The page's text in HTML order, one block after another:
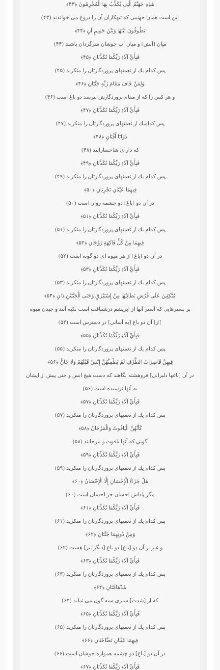
هَذِهِ جَهَنَّمُ الَّتِي يُكَذِّبُ بِهَا الْمُجْرِمُونَ﴿۴۳﴾
اين است همان جهنمى كه تبهكاران آن را دروغ مى‏ خواندند (۴۳)
يَطُوفُونَ بَيْنَهَا وَبَيْنَ حَمِيمٍ آنٍ ﴿۴۴﴾
ميان [آتش] و ميان آب جوشان سرگردان باشند (۴۴)
فَبِأَيِّ آلَاءِ رَبِّكُمَا تُكَذِّبَانِ ﴿۴۵﴾
پس كدام يك از نعمتهاى پروردگارتان را منكريد (۴۵)
وَلِمَنْ خَافَ مَقَامَ رَبِّهِ جَنَّتَانِ ﴿۴۶﴾
و هر كس را كه از مقام پروردگارش بترسد دو باغ است (۴۶)
فَبِأَيِّ آلَاءِ رَبِّكُمَا تُكَذِّبَانِ ﴿۴۷﴾
پس كداميك از نعمتهاى پروردگارتان را منكريد (۴۷)
ذَوَاتَا أَفْنَانٍ﴿۴۸﴾
كه داراى شاخسارانند (۴۸)
فَبِأَيِّ آلَاءِ رَبِّكُمَا تُكَذِّبَانِ ﴿۴۹﴾
پس كدام يك از نعمتهاى پروردگارتان را منكريد (۴۹)
فِيهِمَا عَيْنَانِ تَجْرِيَانِ﴿۵۰﴾
در آن دو [باغ] دو چشمه روان است (۵۰)
فَبِأَيِّ آلَاءِ رَبِّكُمَا تُكَذِّبَانِ ﴿۵۱﴾
پس كدام يك از نعمتهاى پروردگارتان را منكريد (۵۱)
فِيهِمَا مِنْ كُلِّ فَاكِهَةٍ زَوْجَانِ ﴿۵۲﴾
در آن دو [باغ] از هر ميوه‏ اى دو گونه است (۵۲)
فَبِأَيِّ آلَاءِ رَبِّكُمَا تُكَذِّبَانِ ﴿۵۳﴾
پس كدام يك از نعمتهاى پروردگارتان را منكريد (۵۳)
مُتَّكِئِينَ عَلَى فُرُشٍ بَطَائِنُهَا مِنْ إِسْتَبْرَقٍ وَجَنَى الْجَنَّتَيْنِ دَانٍ ﴿۵۴﴾
بر بسترهايى كه آستر آنها از ابريشم درشت‏بافت است تكيه آنند و چيدن ميوه
[از] آن دو باغ [به آسانى] در دسترس است (۵۴)
فَبِأَيِّ آلَاءِ رَبِّكُمَا تُكَذِّبَانِ ﴿۵۵﴾
پس كدام يك از نعمتهاى پروردگارتان را منكريد (۵۵)
فِيهِنَّ قَاصِرَاتُ الطَّرْفِ لَمْ يَطْمِثْهُنَّ إِنْسٌ قَبْلَهُمْ وَلَا جَانٌّ﴿۵۶﴾
در آن [باغها دلبرانى] فروهشته‏ نگاهند كه دست هيچ انس و جنى پيش از ايشان
به آنها نرسيده است (۵۶)
فَبِأَيِّ آلَاءِ رَبِّكُمَا تُكَذِّبَانِ ﴿۵۷﴾
پس كدام يك از نعمتهاى پروردگارتان را منكريد (۵۷)
كَأَنَّهُنَّ الْيَاقُوتُ وَالْمَرْجَانُ﴿۵۸﴾
گويى كه آنها ياقوت و مرجانند (۵۸)
فَبِأَيِّ آلَاءِ رَبِّكُمَا تُكَذِّبَانِ ﴿۵۹﴾
پس كدام يك از نعمتهاى پروردگارتان را منكريد (۵۹)
هَلْ جَزَاءُ الْإِحْسَانِ إِلَّا الْإِحْسَانُ﴿۶۰﴾
مگر پاداش احسان جز احسان است (۶۰)
فَبِأَيِّ آلَاءِ رَبِّكُمَا تُكَذِّبَانِ ﴿۶۱﴾
پس كدام يك از نعمتهاى پروردگارتان را منكريد (۶۱)
وَمِنْ دُونِهِمَا جَنَّتَانِ﴿۶۲﴾
و غير از آن دو [باغ] دو باغ [ديگر نيز] هست (۶۲)
فَبِأَيِّ آلَاءِ رَبِّكُمَا تُكَذِّبَانِ ﴿۶۳﴾
پس كدام يك از نعمتهاى پروردگارتان را منكريد (۶۳)
مُدْهَامَّتَانِ ﴿۶۴﴾
كه از [شدت] سبزى سيه‏ گون مى ‏نمايد (۶۴)
فَبِأَيِّ آلَاءِ رَبِّكُمَا تُكَذِّبَانِ ﴿۶۵﴾
پس كدام يك از نعمتهاى پروردگارتان را منكريد (۶۵)
فِيهِمَا عَيْنَانِ نَضَّاخَتَانِ ﴿۶۶﴾
در آن دو [باغ] دو چشمه همواره جوشان است (۶۶)
فَبِأَيِّ آلَاءِ رَبِّكُمَا تُكَذِّبَانِ ﴿۶۷﴾